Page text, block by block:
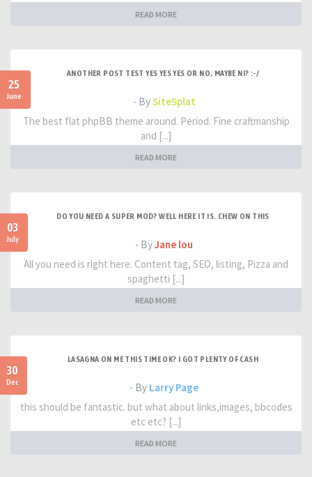
READ MORE
25
June
ANOTHER POST TEST YES YES YES OR NO, MAYBE NI? :-/
- BySiteSplat
The best flat phpBB theme around. Period. Fine craftmanship
and [...]
READ MORE
03
July
DO YOU NEED A SUPER MOD? WELL HERE IT IS. CHEW ON THIS
- ByJane lou
All you need is right here. Content tag, SEO, listing, Pizza and
spaghetti [...]
READ MORE
30
Dec
LASAGNA ON ME THIS TIME OK? I GOT PLENTY OF CASH
- By Larry Page
this should be fantastic. but what about links,images, bbcodes
etc etc? [...]
READ MORE